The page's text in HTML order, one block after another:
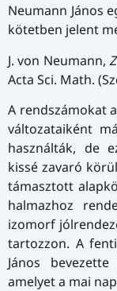
Neumann János
kötetben jelent
J. von Neumann,
Acta Sci. Math.
A rendszámokat
változataiként
használták, de
kissé zavaró
támasztott
halmazhoz
izomorf
tartozzon. A
János
amelyet a mai